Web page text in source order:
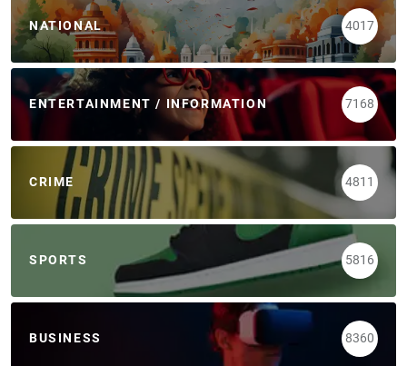
NATIONAL 4017
ENTERTAINMENT / INFORMATION 7168
CRIME 4811
SPORTS 5816
BUSINESS 8360